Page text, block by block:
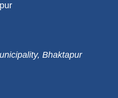
Bhaktapur